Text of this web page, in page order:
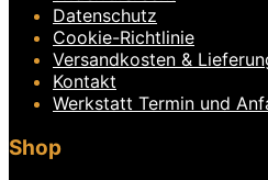
Die
Optionen
können
auf
der
Produktseite
Datenschutz
Cookie-Richtlinie
Versandkosten &
Kontakt
Werkstatt Termin und
Shop